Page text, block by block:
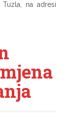
Tuzla, na adresi